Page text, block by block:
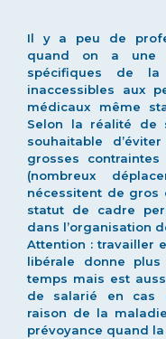
Il y a peu de
quand on a une
spécifiques de
inaccessibles aux
médicaux même
Selon la réalité de
souhaitable
grosses
(nombreux
nécessitent de gros
statut de cadre
dans l’organisation
Attention : travailler
libérale donne
temps mais est
de salarié en cas
raison de la
prévoyance quand